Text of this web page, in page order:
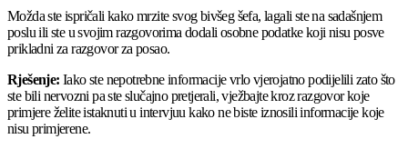
Možda ste ispričali kako mrzite svog bivšeg šefa, lagali ste na sadašnjem
poslu ili ste u svojim razgovorima dodali osobne podatke koji nisu posve
prikladni za razgovor za posao.
Rješenje: Iako ste nepotrebne informacije vrlo vjerojatno podijelili zato što
ste bili nervozni pa ste slučajno pretjerali, vježbajte kroz razgovor koje
primjere želite istaknuti u intervjuu kako ne biste iznosili informacije koje
nisu primjerene.